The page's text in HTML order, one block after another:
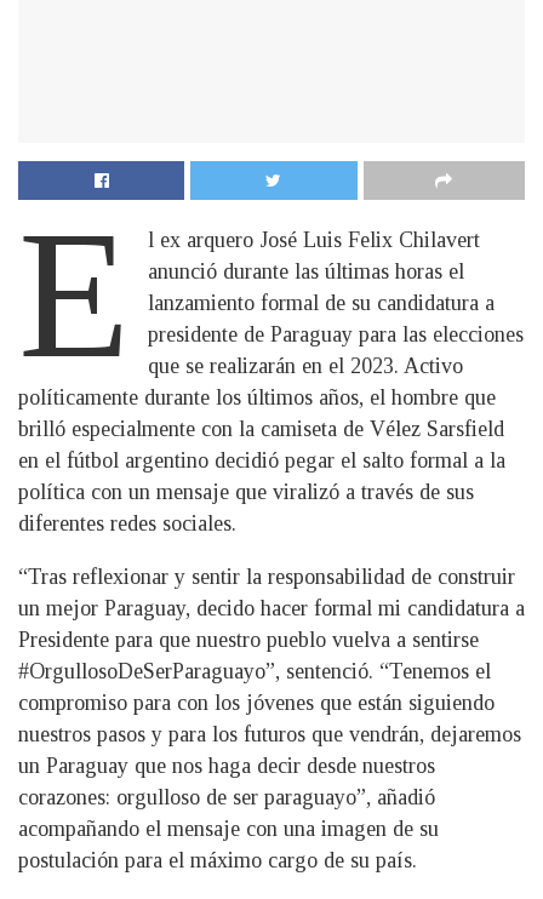
E
l ex arquero José Luis Felix Chilavert
anunció durante las últimas horas el
lanzamiento formal de su candidatura a
presidente de Paraguay para las elecciones
que se realizarán en el 2023. Activo
políticamente durante los últimos años, el hombre que
brilló especialmente con la camiseta de Vélez Sarsfield
en el fútbol argentino decidió pegar el salto formal a la
política con un mensaje que viralizó a través de sus
diferentes redes sociales.
“Tras reflexionar y sentir la responsabilidad de construir
un mejor Paraguay, decido hacer formal mi candidatura a
Presidente para que nuestro pueblo vuelva a sentirse
#OrgullosoDeSerParaguayo”, sentenció. “Tenemos el
compromiso para con los jóvenes que están siguiendo
nuestros pasos y para los futuros que vendrán, dejaremos
un Paraguay que nos haga decir desde nuestros
corazones: orgulloso de ser paraguayo”, añadió
acompañando el mensaje con una imagen de su
postulación para el máximo cargo de su país.